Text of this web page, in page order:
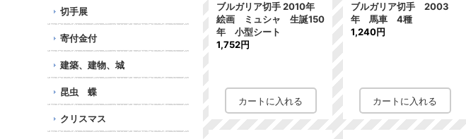
切手展
寄付金付
建築、建物、城
昆虫 蝶
クリスマス
ブルガリア切手 2010年
絵画 ミュシャ 生誕150
年 小型シート
1,752円
ブルガリア切手 2003
年 馬車 4種
1,240円